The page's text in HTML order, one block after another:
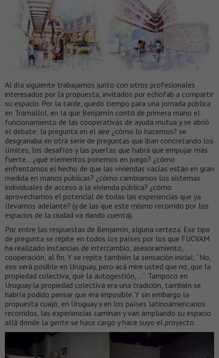
Al día siguiente trabajamos junto con otros profesionales
interesados por la propuesta, invitados por echofab a compartir
su espacio. Por la tarde, quedó tiempo para una jornada pública
en Tramallol, en la que Benjamín contó de primera mano el
funcionamiento de las cooperativas de ayuda mutua y se abrió
el debate: la pregunta en el aire ¿cómo lo hacemos? se
desgranaba en otra serie de preguntas que iban concretando los
límites, los desafíos y las puertas que habrá que empujar más
fuerte… ¿qué elementos ponemos en juego? ¿cómo
enfrentamos el hecho de que las viviendas vacías están en gran
medida en manos públicas? ¿cómo cambiamos los sistemas
individuales de acceso a la vivienda pública? ¿cómo
aprovechamos el potencial de todas las experiencias que ya
llevamos adelante? (y de las que este mismo recorrido por los
espacios de la ciudad va dando cuenta).
Por entre las respuestas de Benjamín, alguna certeza. Ese tipo
de pregunta se repite en todos los países por los que FUCVAM
ha realizado instancias de intercambio, asesoramiento,
cooperación, al fin. Y se repite también la sensación inicial: “No,
eso será posible en Uruguay, pero acá mire usted que no, que la
propiedad colectiva, que la autogestión, …”. Tampoco en
Uruguay la propiedad colectiva era una tradición, también se
habría podido pensar que era imposible. Y sin embargo la
propuesta cuajó, en Uruguay y en los países latinoamericanos
recorridos, las experiencias caminan y van ampliando su espacio
allá donde la gente se hace cargo y hace suyo el proyecto.